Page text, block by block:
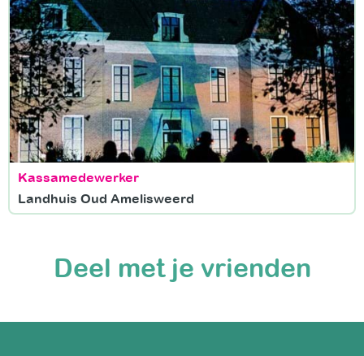
Kassamedewerker
Landhuis Oud Amelisweerd
Deel met je vrienden